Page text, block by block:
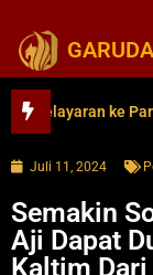
ke
Juli 11, 2024
Semakin
Aji Dapat
Kaltim Dari